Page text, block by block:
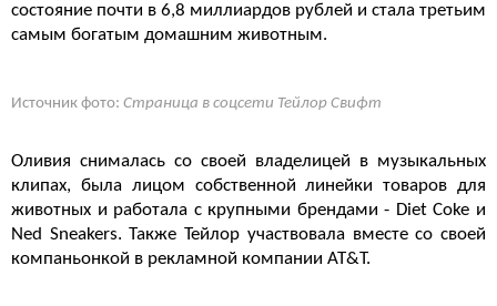
состояние почти в 6,8 миллиардов рублей и стала третьим
самым богатым домашним животным.
Источник фото: Страница в соцсети Тейлор Свифт
Оливия снималась со своей владелицей в музыкальных
клипах, была лицом собственной линейки товаров для
животных и работала с крупными брендами - Diet Coke и
Ned Sneakers. Также Тейлор участвовала вместе со своей
компаньонкой в рекламной компании AT&T.